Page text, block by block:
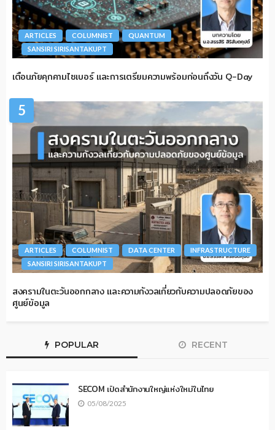
ARTICLES COLUMNIST
QUANTUM
SANSIRI SIRISANTAKUPT
เตือนภัยคุกคามไซเบอร์ และการเตรียมความพร้อมก่อนถึงวัน Q-Day
5
ARTICLES COLUMNIST DATA CENTER
INFRASTRUCTURE
SANSIRI SIRISANTAKUPT
สงครามในตะวันออกกลาง และความกังวลเกี่ยวกับความปลอดภัยของ
ศูนย์ข้อมูล
POPULAR RECENT
SECOM เปิดสำนักงานใหญ่แห่งใหม่ในไทย
05/08/2025